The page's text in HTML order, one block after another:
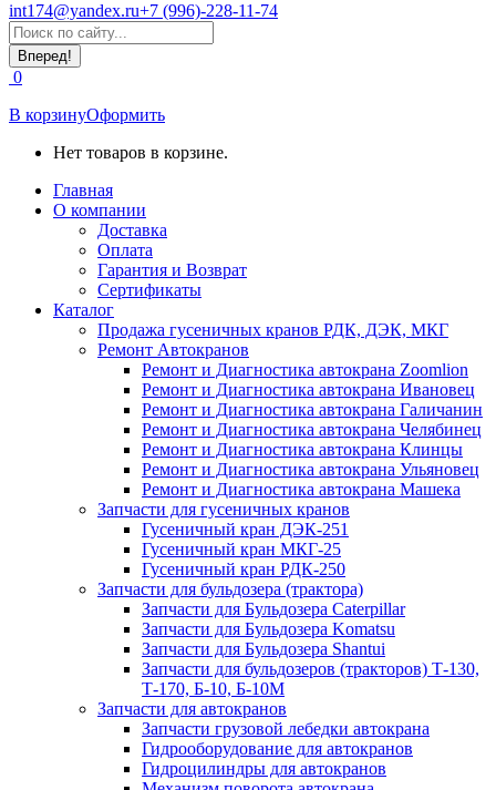
int174@yandex.ru+7 (996)-228-11-74
Страница
WhatsApp
открывается
в
новом
окне
Поиск:
0
В корзинуОформить
Нет товаров в корзине.
Главная
О компании
Доставка
Оплата
Гарантия и Возврат
Сертификаты
Каталог
Продажа гусеничных кранов РДК, ДЭК, МКГ
Ремонт Автокранов
Ремонт и Диагностика автокрана Zoomlion
Ремонт и Диагностика автокрана Ивановец
Ремонт и Диагностика автокрана Галичанин
Ремонт и Диагностика автокрана Челябинец
Ремонт и Диагностика автокрана Клинцы
Ремонт и Диагностика автокрана Ульяновец
Ремонт и Диагностика автокрана Машека
Запчасти для гусеничных кранов
Гусеничный кран ДЭК-251
Гусеничный кран МКГ-25
Гусеничный кран РДК-250
Запчасти для бульдозера (трактора)
Запчасти для Бульдозера Caterpillar
Запчасти для Бульдозера Komatsu
Запчасти для Бульдозера Shantui
Запчасти для бульдозеров (тракторов) Т-130,
Т-170, Б-10, Б-10М
Запчасти для автокранов
Запчасти грузовой лебедки автокрана
Гидрооборудование для автокранов
Гидроцилиндры для автокранов